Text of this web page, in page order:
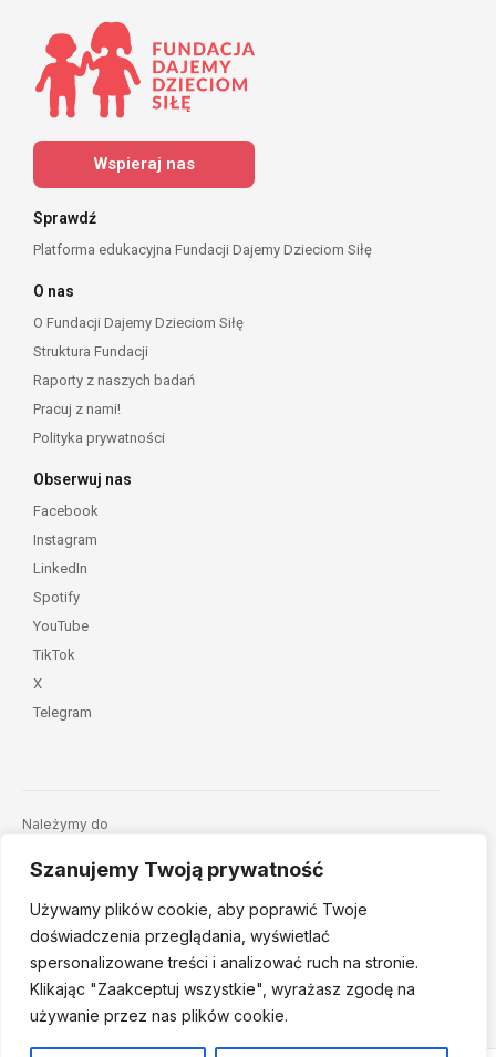
Szanujemy Twoją prywatność
Używamy plików cookie, aby poprawić Twoje
doświadczenia przeglądania, wyświetlać
spersonalizowane treści i analizować ruch na stronie.
Klikając "Zaakceptuj wszystkie", wyrażasz zgodę na
używanie przez nas plików cookie.
Wspieraj nas
Sprawdź
Platforma edukacyjna Fundacji Dajemy Dzieciom Siłę
O nas
O Fundacji Dajemy Dzieciom Siłę
Struktura Fundacji
Raporty z naszych badań
Pracuj z nami!
Polityka prywatności
Obserwuj nas
Facebook
Instagram
LinkedIn
Spotify
YouTube
TikTok
X
Telegram
Należymy do
© 2026 Fundacja Dajemy Dzieciom Siłę • Projekt: nordmind.pl